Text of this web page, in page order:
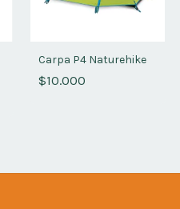
Carpa P4 Naturehike
$10.000